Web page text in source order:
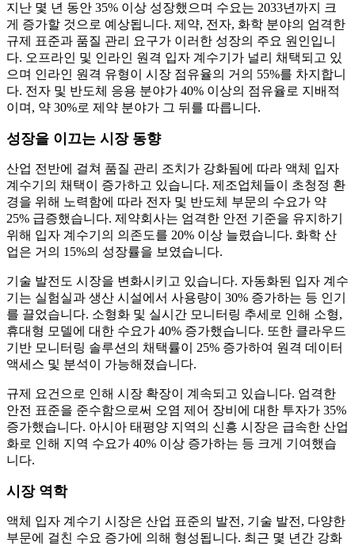
지난 몇 년 동안 35% 이상 성장했으며 수요는 2033년까지 크
게 증가할 것으로 예상됩니다. 제약, 전자, 화학 분야의 엄격한
규제 표준과 품질 관리 요구가 이러한 성장의 주요 원인입니
다. 오프라인 및 인라인 원격 입자 계수기가 널리 채택되고 있
으며 인라인 원격 유형이 시장 점유율의 거의 55%를 차지합니
다. 전자 및 반도체 응용 분야가 40% 이상의 점유율로 지배적
이며, 약 30%로 제약 분야가 그 뒤를 따릅니다.
성장을 이끄는 시장 동향
산업 전반에 걸쳐 품질 관리 조치가 강화됨에 따라 액체 입자
계수기의 채택이 증가하고 있습니다. 제조업체들이 초청정 환
경을 위해 노력함에 따라 전자 및 반도체 부문의 수요가 약
25% 급증했습니다. 제약회사는 엄격한 안전 기준을 유지하기
위해 입자 계수기의 의존도를 20% 이상 늘렸습니다. 화학 산
업은 거의 15%의 성장률을 보였습니다.
기술 발전도 시장을 변화시키고 있습니다. 자동화된 입자 계수
기는 실험실과 생산 시설에서 사용량이 30% 증가하는 등 인기
를 끌었습니다. 소형화 및 실시간 모니터링 추세로 인해 소형,
휴대형 모델에 대한 수요가 40% 증가했습니다. 또한 클라우드
기반 모니터링 솔루션의 채택률이 25% 증가하여 원격 데이터
액세스 및 분석이 가능해졌습니다.
규제 요건으로 인해 시장 확장이 계속되고 있습니다. 엄격한
안전 표준을 준수함으로써 오염 제어 장비에 대한 투자가 35%
증가했습니다. 아시아 태평양 지역의 신흥 시장은 급속한 산업
화로 인해 지역 수요가 40% 이상 증가하는 등 크게 기여했습
니다.
시장 역학
액체 입자 계수기 시장은 산업 표준의 발전, 기술 발전, 다양한
부문에 걸친 수요 증가에 의해 형성됩니다. 최근 몇 년간 강화